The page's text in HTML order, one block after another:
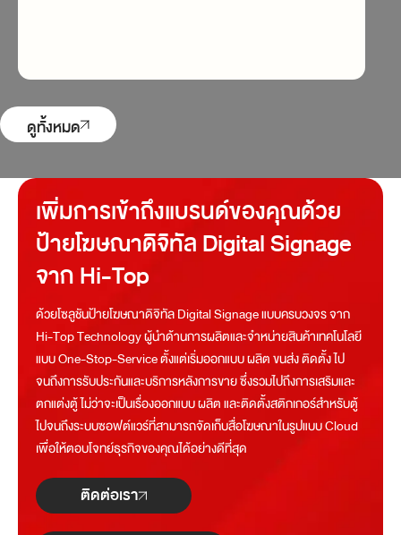
ดูทั้งหมด
เพิ่มการเข้าถึงแบรนด์ของคุณด้วย
ป้ายโฆษณาดิจิทัล Digital Signage
จาก Hi-Top
ด้วยโซลูชันป้ายโฆษณาดิจิทัล Digital Signage แบบครบวงจร จาก
Hi-Top Technology ผู้นำด้านการผลิตและจำหน่ายสินค้าเทคโนโลยี
แบบ One-Stop-Service ตั้งแต่เริ่มออกแบบ ผลิต ขนส่ง ติดตั้ง ไป
จนถึงการรับประกันและบริการหลังการขาย ซึ่งรวมไปถึงการเสริมและ
ตกแต่งตู้ ไม่ว่าจะเป็นเรื่องออกแบบ ผลิต และติดตั้งสติกเกอร์สำหรับตู้
ไปจนถึงระบบซอฟต์แวร์ที่สามารถจัดเก็บสื่อโฆษณาในรูปแบบ Cloud
เพื่อให้ตอบโจทย์ธุรกิจของคุณได้อย่างดีที่สุด
ติดต่อเรา